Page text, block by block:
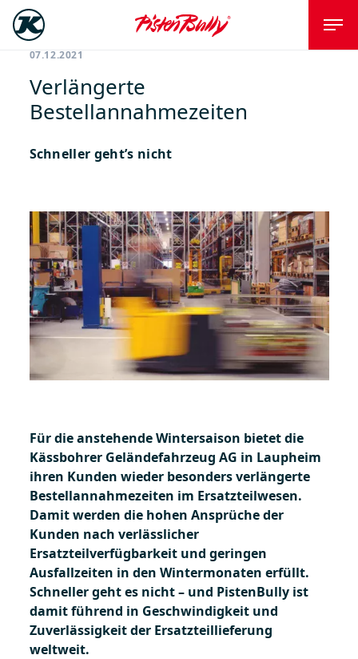
07.12.2021
Verlängerte
Bestellannahmezeiten
Schneller geht’s nicht
Für die anstehende Wintersaison bietet die
Kässbohrer Geländefahrzeug AG in Laupheim
ihren Kunden wieder besonders verlängerte
Bestellannahmezeiten im Ersatzteilwesen.
Damit werden die hohen Ansprüche der
Kunden nach verlässlicher
Ersatzteilverfügbarkeit und geringen
Ausfallzeiten in den Wintermonaten erfüllt.
Schneller geht es nicht – und PistenBully ist
damit führend in Geschwindigkeit und
Zuverlässigkeit der Ersatzteillieferung
weltweit.